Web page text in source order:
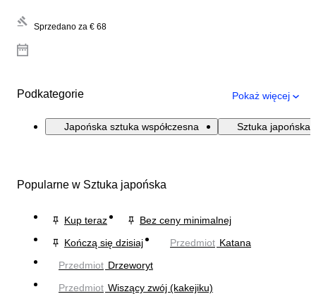
Sprzedano za € 68
Podkategorie Pokaż więcej
Japońska sztuka współczesna Sztuka japońska
Popularne w Sztuka japońska
Kup teraz
Bez ceny minimalnej
Kończą się dzisiaj
Przedmiot Katana
Przedmiot Drzeworyt
Przedmiot Wiszący zwój (kakejiku)